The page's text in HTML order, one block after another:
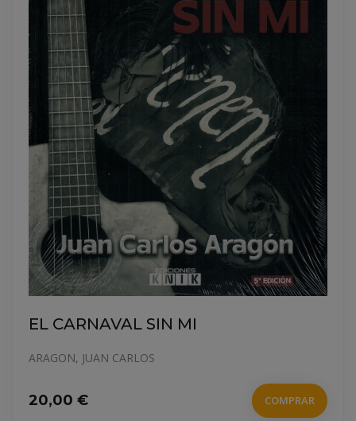
EL CARNAVAL SIN MI
ARAGON, JUAN CARLOS
20,00 € COMPRAR